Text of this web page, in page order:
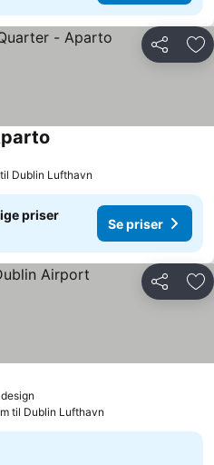
Del
Dublin Lufthavn
priser
Se priser
Del
til Dublin Lufthavn